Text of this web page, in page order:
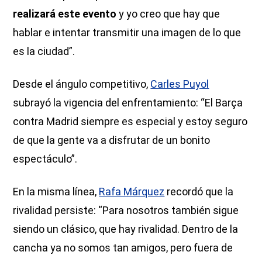
realizará este eventoy yo creo que hay que
hablar e intentar transmitir una imagen de lo que
es la ciudad”.
Desde el ángulo competitivo, Carles Puyol
subrayó la vigencia del enfrentamiento: “El Barça
contra Madrid siempre es especial y estoy seguro
de que la gente va a disfrutar de un bonito
espectáculo”.
En la misma línea, Rafa Márquez recordó que la
rivalidad persiste: “Para nosotros también sigue
siendo un clásico, que hay rivalidad. Dentro de la
cancha ya no somos tan amigos, pero fuera de